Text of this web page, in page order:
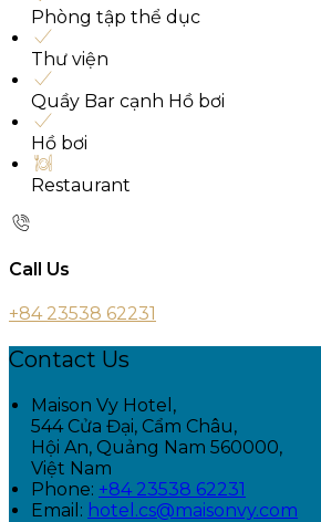
Phòng tập thể dục
Thư viện
Quầy Bar cạnh Hồ bơi
Hồ bơi
Restaurant
Call Us
+84 23538 62231
Contact Us
Maison Vy Hotel,
544 Cửa Đại, Cẩm Châu,
Hội An, Quảng Nam 560000,
Việt Nam
Phone: +84 23538 62231
Email: hotel.cs@maisonvy.com